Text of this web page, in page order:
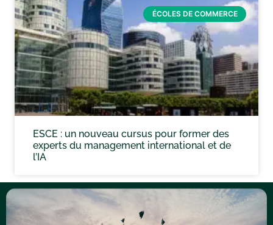
ÉCOLES DE COMMERCE
ESCE : un nouveau cursus pour former des
experts du management international et de
l’IA